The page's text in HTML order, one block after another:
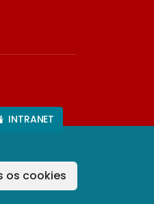
os cookies
INTRANET